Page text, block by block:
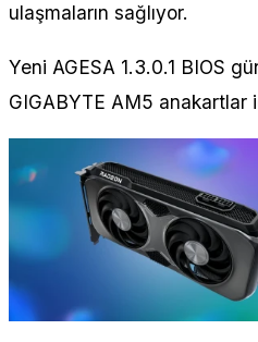
ulaşmaların sağlıyor.
Yeni AGESA 1.3.0.1 BIOS
GIGABYTE AM5 anakartlar